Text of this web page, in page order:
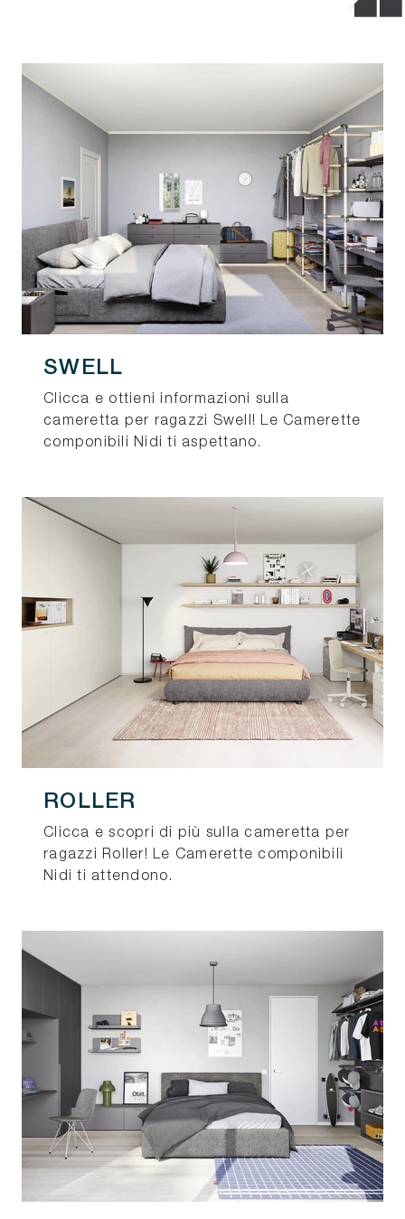
SWELL
Clicca e ottieni informazioni sulla
cameretta per ragazzi Swell! Le Camerette
componibili Nidi ti aspettano.
ROLLER
Clicca e scopri di più sulla cameretta per
ragazzi Roller! Le Camerette componibili
Nidi ti attendono.